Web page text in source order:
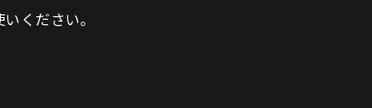
ください。